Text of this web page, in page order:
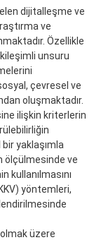
dijitalleşme ve
ve
Özellikle
unsuru
çevresel ve
oluşmaktadır.
ilişkin kriterlerin
yaklaşımla
ölçülmesinde ve
yöntemleri,
üzere